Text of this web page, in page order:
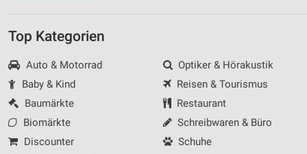
Top Kategorien
Auto & Motorrad
Baby & Kind
Baumärkte
Biomärkte
Discounter
Optiker & Hörakustik
Reisen & Tourismus
Restaurant
Schreibwaren & Büro
Schuhe